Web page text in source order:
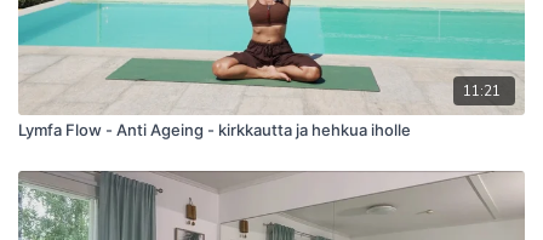
11:21
Lymfa Flow - Anti Ageing - kirkkautta ja hehkua iholle